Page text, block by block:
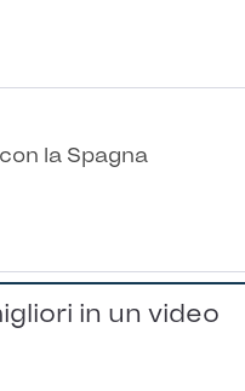
la Spagna
in un video